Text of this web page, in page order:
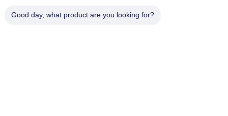
Nylonfilter-Masche Polypropylenfiltermasche
Good day, what product are you looking for?